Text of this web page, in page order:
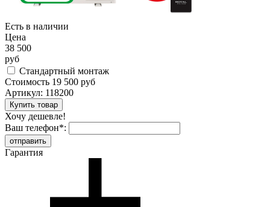
Есть в наличии
Цена
38 500
руб
Стандартный монтаж
Стоимость 19 500 руб
Артикул: 118200
Хочу дешевле!
Ваш телефон*:
Гарантия